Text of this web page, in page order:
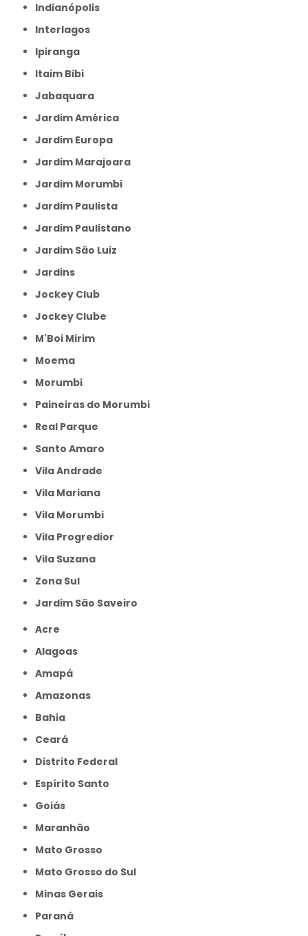
Indianópolis
Interlagos
Ipiranga
Itaim Bibi
Jabaquara
Jardim América
Jardim Europa
Jardim Marajoara
Jardim Morumbi
Jardim Paulista
Jardim Paulistano
Jardim São Luiz
Jardins
Jockey Club
Jockey Clube
M'Boi Mirim
Moema
Morumbi
Paineiras do Morumbi
Real Parque
Santo Amaro
Vila Andrade
Vila Mariana
Vila Morumbi
Vila Progredior
Vila Suzana
Zona Sul
jardim São Saveiro
Acre
Alagoas
Amapá
Amazonas
Bahia
Ceará
Distrito Federal
Espírito Santo
Goiás
Maranhão
Mato Grosso
Mato Grosso do Sul
Minas Gerais
Paraná